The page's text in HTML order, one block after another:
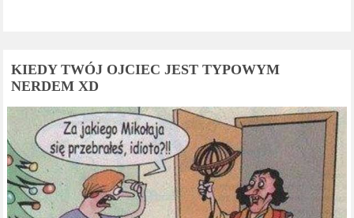
KIEDY TWÓJ OJCIEC JEST TYPOWYM
NERDEM XD